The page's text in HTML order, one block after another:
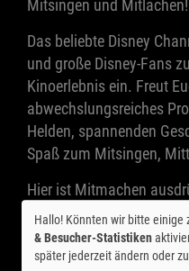
Mitsingen und Mitlachen!
Das beliebte Disney
und große Disney-Fans
Kinoerlebnis ein. Freut
abwechslungsreiches
Helden, spannenden
Spaß zum Mitsingen,
Hier ist Mitmachen
Klatschen, Singen oder
Mitmachkino bringt
Kinosaal und sorgt für
Hallo! Könnten wir bitte einige
& Besucher-Statistiken
später jederzeit ändern oder